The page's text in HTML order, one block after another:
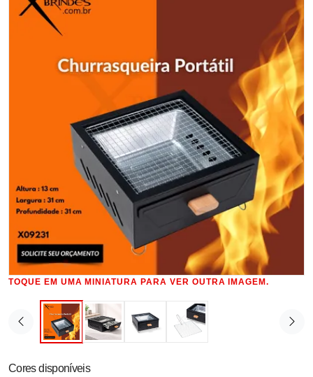
TOQUE EM UMA MINIATURA PARA VER OUTRA IMAGEM.
Cores disponíveis